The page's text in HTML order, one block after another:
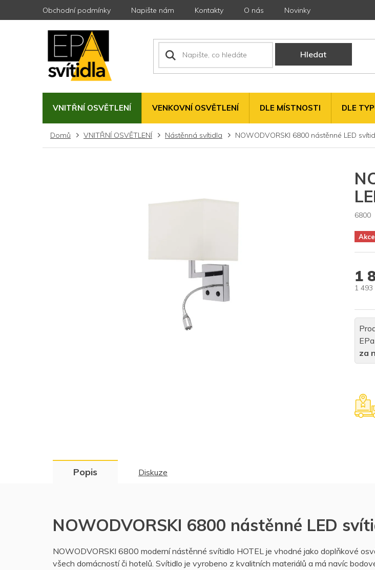
Obchodní podmínky Napište nám Kontakty O nás Novinky
Hledat
VNITŘNÍ OSVĚTLENÍ VENKOVNÍ OSVĚTLENÍ DLE MÍSTNOSTI DLE
Domů VNITŘNÍ OSVĚTLENÍ Nástěnná svítidla NOWODVORSKI 6800 nástěnné LED
za
1
1 493
6800
Akce
Popis Diskuze
NOWODVORSKI 6800 nástěnné LED
NOWODVORSKI 6800 moderní nástěnné svítidlo HOTEL je vhodné jako doplňkové
všech domácností či hotelů. Svítidlo je vyrobeno z kvalitních materiálů a má navíc